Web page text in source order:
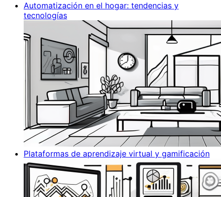
Automatización en el hogar: tendencias y
tecnologías
Plataformas de aprendizaje virtual y gamificación